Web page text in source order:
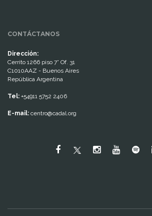
CONTÁCTANOS
Dirección:
Cerrito 1266 piso 7° Of. 31
C1010AAZ - Buenos Aires
República Argentina
Tel: +54911 5752 2406
E-mail: centro@cadal.org